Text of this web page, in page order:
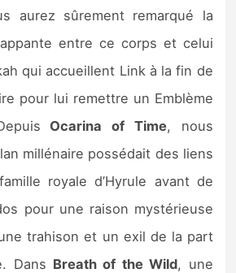
aurez sûrement remarqué la
entre ce corps et celui
qui accueillent Link à la fin de
pour lui remettre un Emblème
Ocarina of Time, nous
millénaire possédait des liens
royale d’Hyrule avant de
pour une raison mystérieuse
trahison et un exil de la part
Dans Breath of the Wild, une